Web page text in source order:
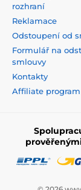
rozhraní
Reklamace
Odstoupení od
Formulář na
smlouvy
Kontakty
Affiliate program